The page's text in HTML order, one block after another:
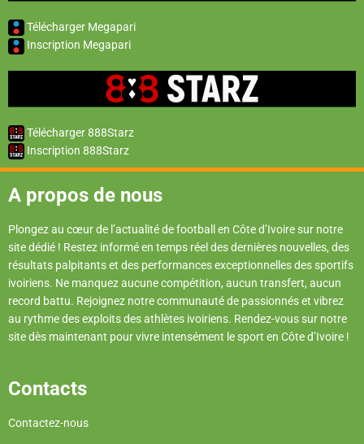
Télécharger Megapari
Inscription Megapari
Télécharger 888Starz
Inscription 888Starz
A propos de nous
Plongez au cœur de l’actualité de football en Côte d’Ivoire sur notre
site dédié ! Restez informé en temps réel des dernières nouvelles, des
résultats palpitants et des performances exceptionnelles des sportifs
ivoiriens. Ne manquez aucune compétition, aucun transfert, aucun
record battu. Rejoignez notre communauté de passionnés et vibrez
au rythme des exploits des athlètes ivoiriens. Rendez-vous sur notre
site dès maintenant pour vivre intensément le sport en Côte d’Ivoire !
Contacts
Contactez-nous